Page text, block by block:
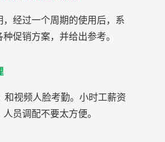
，经过一个周期的使用后，系
促销方案，并给出参考。
和视频人脸考勤。小时工薪资
员调配不要太方便。